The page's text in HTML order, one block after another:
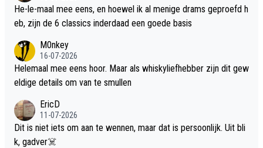
He-le-maal mee eens, en hoewel ik al menige drams geproefd h
eb, zijn de 6 classics inderdaad een goede basis
M0nkey
16-07-2026
Helemaal mee eens hoor. Maar als whiskyliefhebber zijn dit gew
eldige details om van te smullen
EricD
11-07-2026
Dit is niet iets om aan te wennen, maar dat is persoonlijk. Uit bli
k, gadver☠️